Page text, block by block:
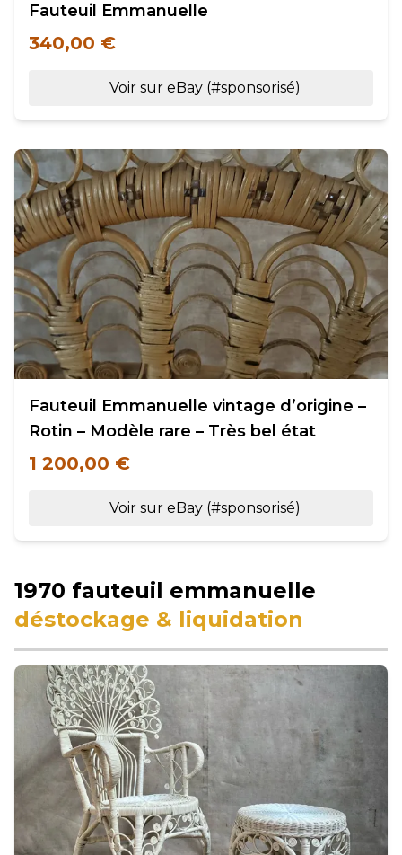
Fauteuil Emmanuelle
340,00 €
Voir sur eBay (#sponsorisé)
Fauteuil Emmanuelle vintage d’origine –
Rotin – Modèle rare – Très bel état
1 200,00 €
Voir sur eBay (#sponsorisé)
1970 fauteuil emmanuelle
déstockage & liquidation